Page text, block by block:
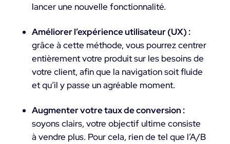
lancer une nouvelle fonctionnalité.
Améliorer l’expérience utilisateur (UX) :
grâce à cette méthode, vous pourrez centrer
entièrement votre produit sur les besoins de
votre client, afin que la navigation soit fluide
et qu’il y passe un agréable moment.
Augmenter votre taux de conversion :
soyons clairs, votre objectif ultime consiste
à vendre plus. Pour cela, rien de tel que l’A/B